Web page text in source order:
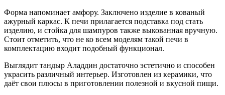
Форма напоминает амфору. Заключено изделие в кованый
ажурный каркас. К печи прилагается подставка под стать
изделию, и стойка для шампуров также выкованная вручную.
Стоит отметить, что не ко всем моделям такой печи в
комплектацию входит подобный функционал.
Выглядит тандыр Аладдин достаточно эстетично и способен
украсить различный интерьер. Изготовлен из керамики, что
даёт свои плюсы в приготовлении полезной и вкусной пищи.